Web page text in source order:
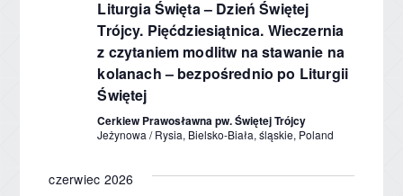
Liturgia Święta – Dzień Świętej
Trójcy. Pięćdziesiątnica. Wieczernia
z czytaniem modlitw na stawanie na
kolanach – bezpośrednio po Liturgii
Świętej
Cerkiew Prawosławna pw. Świętej Trójcy
Jeżynowa / Rysia, Bielsko-Biała, śląskie, Poland
czerwiec 2026